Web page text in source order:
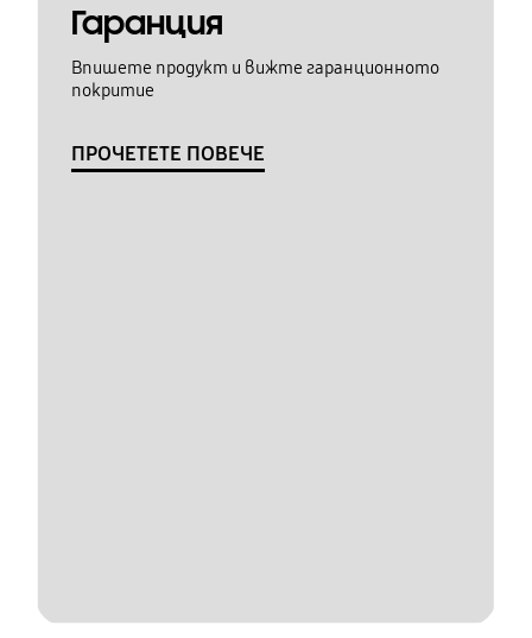
Гаранция
Впишете продукт и вижте гаранционното
покритие
ПРОЧЕТЕТЕ ПОВЕЧЕ